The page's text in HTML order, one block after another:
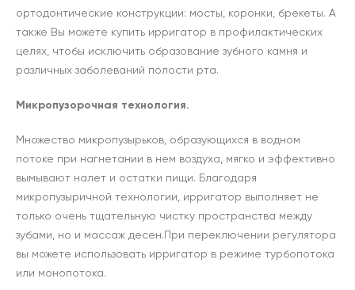
ортодонтические конструкции: мосты, коронки, брекеты. А
также Вы можете купить ирригатор в профилактических
целях, чтобы исключить образование зубного камня и
различных заболеваний полости рта.
Микропузорочная технология.
Множество микропузырьков, образующихся в водном
потоке при нагнетании в нем воздуха, мягко и эффективно
вымывают налет и остатки пищи. Благодаря
микропузыричной технологии, ирригатор выполняет не
только очень тщательную чистку пространства между
зубами, но и массаж десен. При переключении регулятора
вы можете использовать ирригатор в режиме турбопотока
или монопотока.